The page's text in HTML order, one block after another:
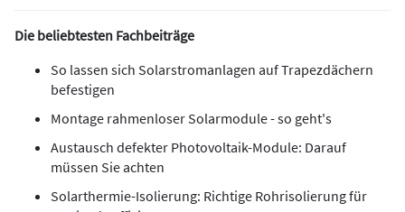
Die beliebtesten Fachbeiträge
So lassen sich Solarstromanlagen auf Trapezdächern
befestigen
Montage rahmenloser Solarmodule - so geht's
Austausch defekter Photovoltaik-Module: Darauf
müssen Sie achten
Solarthermie-Isolierung: Richtige Rohrisolierung für